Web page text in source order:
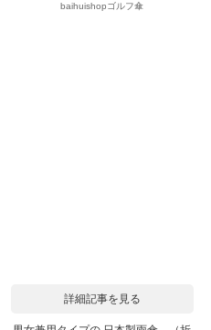
baihuishopゴルフ傘
詳細記事を見る